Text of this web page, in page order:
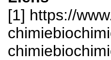
[1] https://